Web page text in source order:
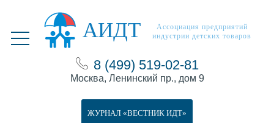
АИДТ
Ассоциация предприятий
индустрии детских товаров
8 (499) 519-02-81
Москва, Ленинский пр., дом 9
ЖУРНАЛ «ВЕСТНИК ИДТ»